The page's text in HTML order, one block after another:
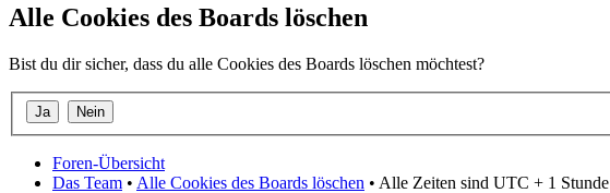
Alle Cookies des Boards löschen
Bist du dir sicher, dass du alle Cookies des Boards löschen möchtest?
Foren-Übersicht
Das Team • Alle Cookies des Boards löschen • Alle Zeiten sind UTC + 1 Stunde